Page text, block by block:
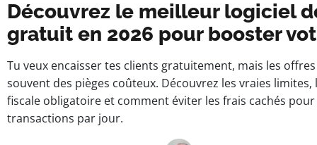
Découvrez le meilleur logiciel
gratuit en 2026 pour booster
Tu veux encaisser tes clients gratuitement, mais les
souvent des pièges coûteux. Découvrez les vraies
fiscale obligatoire et comment éviter les frais cachés
transactions par jour.